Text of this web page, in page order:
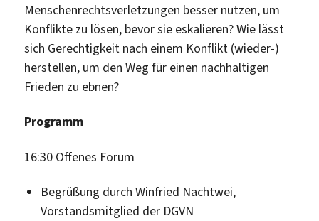
Menschenrechtsverletzungen besser nutzen, um
Konflikte zu lösen, bevor sie eskalieren? Wie lässt
sich Gerechtigkeit nach einem Konflikt (wieder-)
herstellen, um den Weg für einen nachhaltigen
Frieden zu ebnen?
Programm
16:30 Offenes Forum
Begrüßung durch Winfried Nachtwei,
Vorstandsmitglied der DGVN